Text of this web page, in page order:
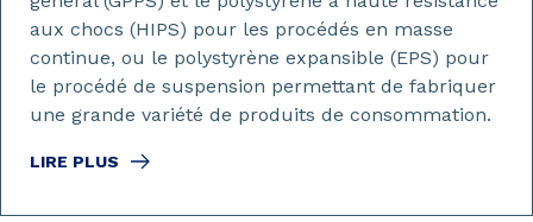
LIRE PLUS
aux chocs (HIPS) pour les procédés en masse
continue, ou le polystyrène expansible (EPS) pour
le procédé de suspension permettant de fabriquer
une grande variété de produits de consommation.